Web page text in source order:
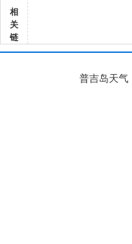
相
关
链
普吉岛天气